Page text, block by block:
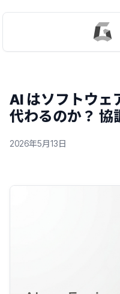
AI はソフトウェ
代わるのか？ 協
2026年5月13日